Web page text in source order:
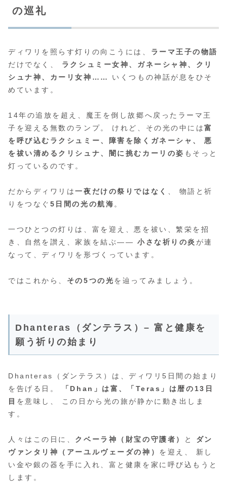
の巡礼
ディワリを照らす灯りの向こうには、 ラーマ王子の物語
だけでなく、 ラクシュミー女神、ガネーシャ神、クリ
シュナ神、カーリ女神……
いくつもの神話が息をひそ
めています。
14年の追放を超え、魔王を倒し故郷へ戻ったラーマ王
子を迎える無数のランプ。 けれど、その光の中には富
を呼び込むラクシュミー、障害を除くガネーシャ、 悪
を祓い清めるクリシュナ、闇に挑むカーリの姿 もそっと
灯っているのです。
だからディワリは一夜だけの祭りではなく
、 物語と祈
りをつなぐ 5日間の光の航海 。
一つひとつの灯りは、富を迎え、悪を祓い、繁栄を招
き、自然を讃え、家族を結ぶ―― 小さな祈りの炎 が連
なって、ディワリを形づくっています。
ではこれから、 その5つの光を辿ってみましょう。
Dhanteras（ダンテラス）– 富と健康を
願う祈りの始まり
Dhanteras（ダンテラス）は、ディワリ5日間の始まり
を告げる日。
「Dhan」は富、「Teras」は暦の13日
目 を意味し、 この日から光の旅が静かに動き出しま
す。
人々はこの日に、 クベーラ神（財宝の守護者） と ダン
ヴァンタリ神（アーユルヴェーダの神） を迎え、 新し
い金や銀の器を手に入れ、富と健康を家に呼び込もうと
します。